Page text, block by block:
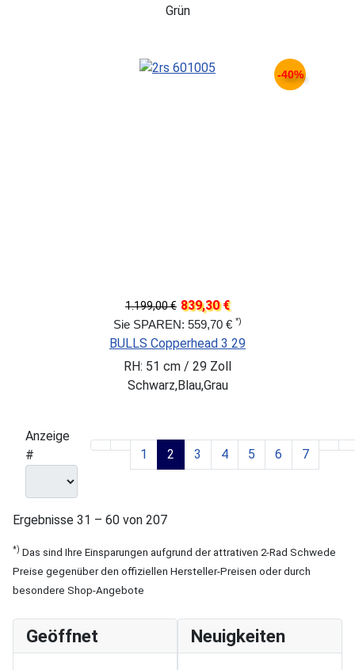
Grün
-40%
1.199,00 € 839,30 €
Sie SPAREN: 559,70 € *)
BULLS Copperhead 3 29
RH: 51 cm / 29 Zoll
Schwarz,Blau,Grau
Anzeige
#
1 2 3 4 5 6 7
Ergebnisse 31 – 60 von 207
*) Das sind Ihre Einsparungen aufgrund der attrativen 2-Rad Schwede
Preise gegenüber den offiziellen Hersteller-Preisen oder durch
besondere Shop-Angebote
Geöffnet Neuigkeiten